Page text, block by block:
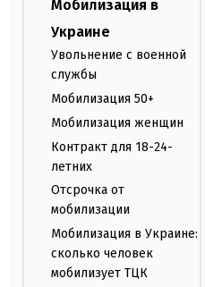
Мобилизация в
Украине
Увольнение с военной
службы
Мобилизация 50+
Мобилизация женщин
Контракт для 18-24-
летних
Отсрочка от
мобилизации
Мобилизация в Украине:
сколько человек
мобилизует ТЦК